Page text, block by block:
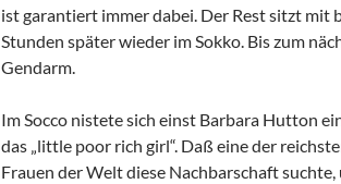
ist garantiert immer dabei. Der Rest sitzt mit
Stunden später wieder im Sokko. Bis zum
Gendarm.
Im Socco nistete sich einst Barbara Hutton
das „little poor rich girl“. Daß eine der
Frauen der Welt diese Nachbarschaft suchte,